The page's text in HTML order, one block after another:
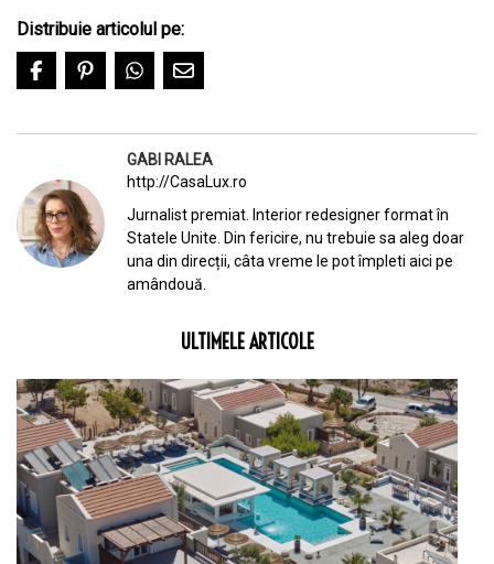
Distribuie articolul pe:
GABI RALEA
http://CasaLux.ro
Jurnalist premiat. Interior redesigner format în
Statele Unite. Din fericire, nu trebuie sa aleg doar
una din direcții, câta vreme le pot împleti aici pe
amândouă.
ULTIMELE ARTICOLE